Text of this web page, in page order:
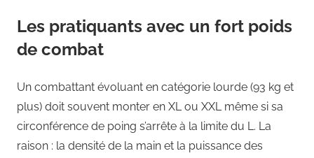
Les pratiquants avec un fort poids
de combat
Un combattant évoluant en catégorie lourde (93 kg et
plus) doit souvent monter en XL ou XXL même si sa
circonférence de poing s’arrête à la limite du L. La
raison : la densité de la main et la puissance des